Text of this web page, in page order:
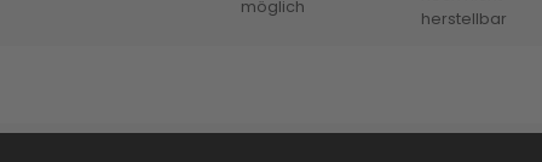
möglich
herstellbar